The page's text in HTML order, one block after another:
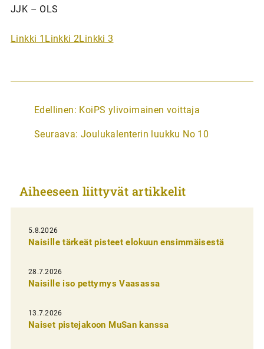
JJK – OLS
Linkki 1 Linkki 2Linkki 3
A
t
k
e
l
i
e
n
e
Edellinen: KoiPS ylivoimainen voittaja
Seuraava: Joulukalenterin luukku No 10
Aiheeseen liittyvät artikkelit
5.8.2026
Naisille tärkeät pisteet elokuun ensimmäisestä
28.7.2026
Naisille iso pettymys Vaasassa
13.7.2026
Naiset pistejakoon MuSan kanssa